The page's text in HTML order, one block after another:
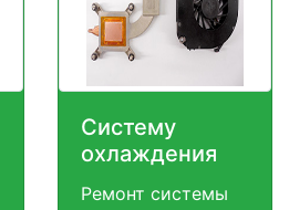
Систему
охлаждения
Ремонт системы